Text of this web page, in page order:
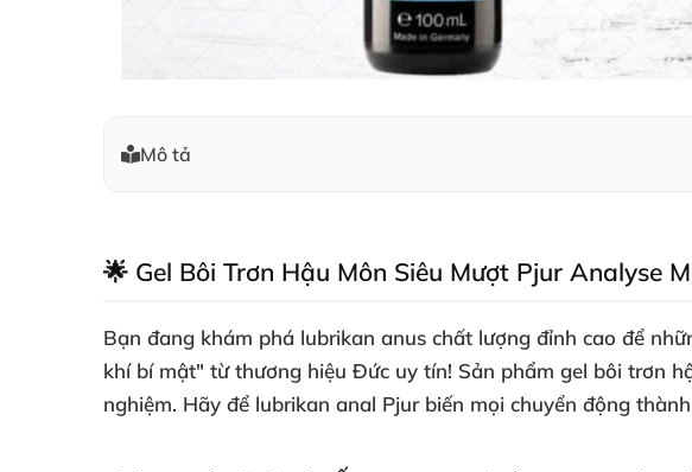
Mô tả
🌟 Gel Bôi Trơn Hậu Môn Siêu Mượt Pjur Analyse
Bạn đang khám phá lubrikan anus chất lượng đỉnh cao để
khí bí mật" từ thương hiệu Đức uy tín! Sản phẩm gel bôi trơn
nghiệm. Hãy để lubrikan anal Pjur biến mọi chuyển động